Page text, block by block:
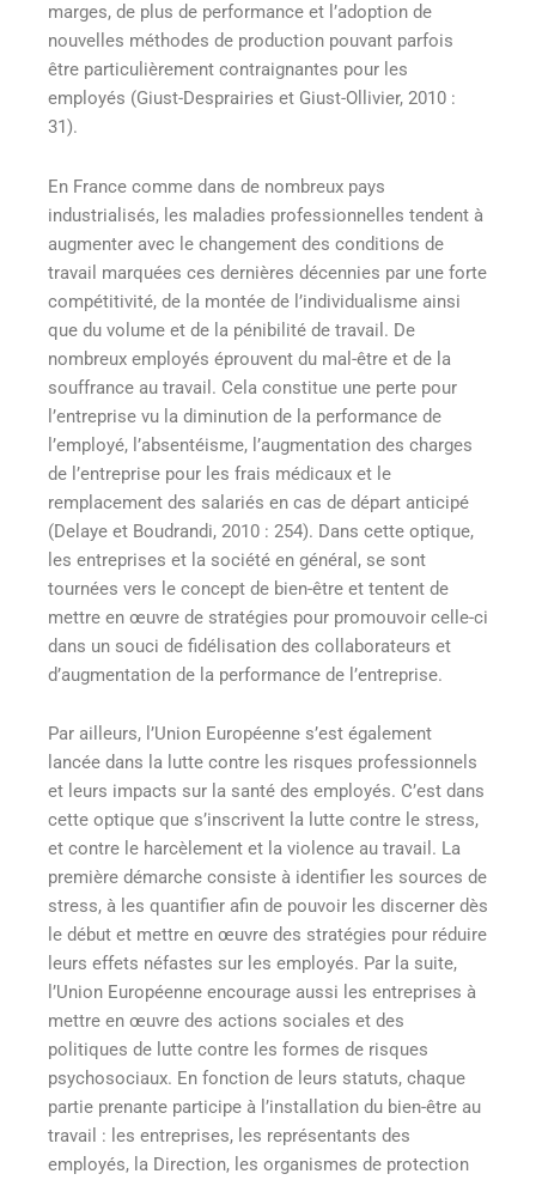
marges, de plus de performance et l’adoption de
nouvelles méthodes de production pouvant parfois
être particulièrement contraignantes pour les
employés (Giust-Desprairies et Giust-Ollivier, 2010 :
31).
En France comme dans de nombreux pays
industrialisés, les maladies professionnelles tendent à
augmenter avec le changement des conditions de
travail marquées ces dernières décennies par une forte
compétitivité, de la montée de l’individualisme ainsi
que du volume et de la pénibilité de travail. De
nombreux employés éprouvent du mal-être et de la
souffrance au travail. Cela constitue une perte pour
l’entreprise vu la diminution de la performance de
l’employé, l’absentéisme, l’augmentation des charges
de l’entreprise pour les frais médicaux et le
remplacement des salariés en cas de départ anticipé
(Delaye et Boudrandi, 2010 : 254). Dans cette optique,
les entreprises et la société en général, se sont
tournées vers le concept de bien-être et tentent de
mettre en œuvre de stratégies pour promouvoir celle-ci
dans un souci de fidélisation des collaborateurs et
d’augmentation de la performance de l’entreprise.
Par ailleurs, l’Union Européenne s’est également
lancée dans la lutte contre les risques professionnels
et leurs impacts sur la santé des employés. C’est dans
cette optique que s’inscrivent la lutte contre le stress,
et contre le harcèlement et la violence au travail. La
première démarche consiste à identifier les sources de
stress, à les quantifier afin de pouvoir les discerner dès
le début et mettre en œuvre des stratégies pour réduire
leurs effets néfastes sur les employés. Par la suite,
l’Union Européenne encourage aussi les entreprises à
mettre en œuvre des actions sociales et des
politiques de lutte contre les formes de risques
psychosociaux. En fonction de leurs statuts, chaque
partie prenante participe à l’installation du bien-être au
travail : les entreprises, les représentants des
employés, la Direction, les organismes de protection